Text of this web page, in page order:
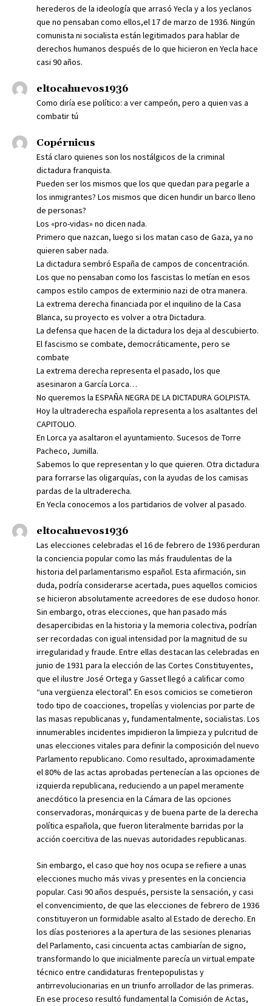
herederos de la ideología que arrasó Yecla y a los yeclanos
que no pensaban como ellos,el 17 de marzo de 1936. Ningún
comunista ni socialista están legitimados para hablar de
derechos humanos después de lo que hicieron en Yecla hace
casi 90 años.
eltocahuevos1936
Como diría ese político: a ver campeón, pero a quien vas a
combatir tú
Copérnicus
Está claro quienes son los nostálgicos de la criminal
dictadura franquista.
Pueden ser los mismos que los que quedan para pegarle a
los inmigrantes? Los mismos que dicen hundir un barco lleno
de personas?
Los «pro-vidas» no dicen nada.
Primero que nazcan, luego si los matan caso de Gaza, ya no
quieren saber nada.
La dictadura sembró España de campos de concentración.
Los que no pensaban como los fascistas lo metían en esos
campos estilo campos de exterminio nazi de otra manera.
La extrema derecha financiada por el inquilino de la Casa
Blanca, su proyecto es volver a otra Dictadura.
La defensa que hacen de la dictadura los deja al descubierto.
El fascismo se combate, democráticamente, pero se
combate
La extrema derecha representa el pasado, los que
asesinaron a García Lorca…
No queremos la ESPAÑA NEGRA DE LA DICTADURA GOLPISTA.
Hoy la ultraderecha española representa a los asaltantes del
CAPITOLIO.
En Lorca ya asaltaron el ayuntamiento. Sucesos de Torre
Pacheco, Jumilla.
Sabemos lo que representan y lo que quieren. Otra dictadura
para forrarse las oligarquías, con la ayudas de los camisas
pardas de la ultraderecha.
En Yecla conocemos a los partidarios de volver al pasado.
eltocahuevos1936
Las elecciones celebradas el 16 de febrero de 1936 perduran
la conciencia popular como las más fraudulentas de la
historia del parlamentarismo español. Esta afirmación, sin
duda, podría considerarse acertada, pues aquellos comicios
se hicieron absolutamente acreedores de ese dudoso honor.
Sin embargo, otras elecciones, que han pasado más
desapercibidas en la historia y la memoria colectiva, podrían
ser recordadas con igual intensidad por la magnitud de su
irregularidad y fraude. Entre ellas destacan las celebradas en
junio de 1931 para la elección de las Cortes Constituyentes,
que el ilustre José Ortega y Gasset llegó a calificar como
“una vergüenza electoral”. En esos comicios se cometieron
todo tipo de coacciones, tropelías y violencias por parte de
las masas republicanas y, fundamentalmente, socialistas. Los
innumerables incidentes impidieron la limpieza y pulcritud de
unas elecciones vitales para definir la composición del nuevo
Parlamento republicano. Como resultado, aproximadamente
el 80% de las actas aprobadas pertenecían a las opciones de
izquierda republicana, reduciendo a un papel meramente
anecdótico la presencia en la Cámara de las opciones
conservadoras, monárquicas y de buena parte de la derecha
política española, que fueron literalmente barridas por la
acción coercitiva de las nuevas autoridades republicanas.
Sin embargo, el caso que hoy nos ocupa se refiere a unas
elecciones mucho más vivas y presentes en la conciencia
popular. Casi 90 años después, persiste la sensación, y casi
el convencimiento, de que las elecciones de febrero de 1936
constituyeron un formidable asalto al Estado de derecho. En
los días posteriores a la apertura de las sesiones plenarias
del Parlamento, casi cincuenta actas cambiarían de signo,
transformando lo que inicialmente parecía un virtual empate
técnico entre candidaturas frentepopulistas y
antirrevolucionarias en un triunfo arrollador de las primeras.
En ese proceso resultó fundamental la Comisión de Actas,